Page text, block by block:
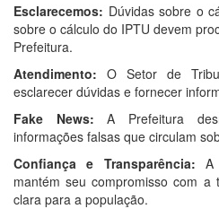
Esclarecemos: Dúvidas sobre o
sobre o cálculo do IPTU devem
Prefeitura.
Atendimento: O Setor de
esclarecer dúvidas e fornecer
Fake News: A Prefeitura
informações falsas que circulam
Confiança e Transparência: A
mantém seu compromisso com a
clara para a população.